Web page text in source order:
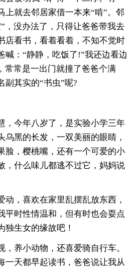
上就去邻居家借一本来“啃”。邻
，没办法了，只得让爸爸带我去
店看书，看着看着，不知不觉时
喊：“静静，吃饭了!”我还边看边
常常是一出门就撞了爸爸个满
副其实的“书虫”呢?
，今年八岁了，是实验小学三年
乌黑的长发，一双美丽的眼睛，
脸，樱桃嘴，还有一个可爱的小
，什么味儿都逃不过它，妈妈说
动，喜欢在家里乱摆乱放东西，
平时性情温和，但有时也会耍点
独生女的缘故吧！
，养小动物，还喜爱骑自行车。
一天都早起读书，爸爸说让我从